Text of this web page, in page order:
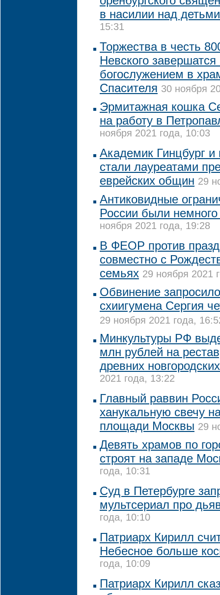
в насилии над детьми
15:31
Торжества в честь
Невского
богослужением в
Спасителя 30 ноября
Эрмитажная кошка
на работу в
ноября 2021 года, 10:03
Академик Гинцбург
стали лауреатами
еврейских общин 29
Антиковидные
России были
ноября 2021 года, 19:28
В ФЕОР против
совместно с
семьях 29 ноября 2021
Обвинение
схиигумена Сергия
29 ноября 2021 года,
Минкультуры РФ
млн рублей на
древних
2021 года, 13:22
Главный раввин
ханукальную свечу
площади Москвы 29
Девять храмов по
строят на западе
года, 10:31
Суд в Петербурге
мультсериал про
года, 10:10
Патриарх Кирилл
Небесное больше
года, 10:09
Патриарх Кирилл